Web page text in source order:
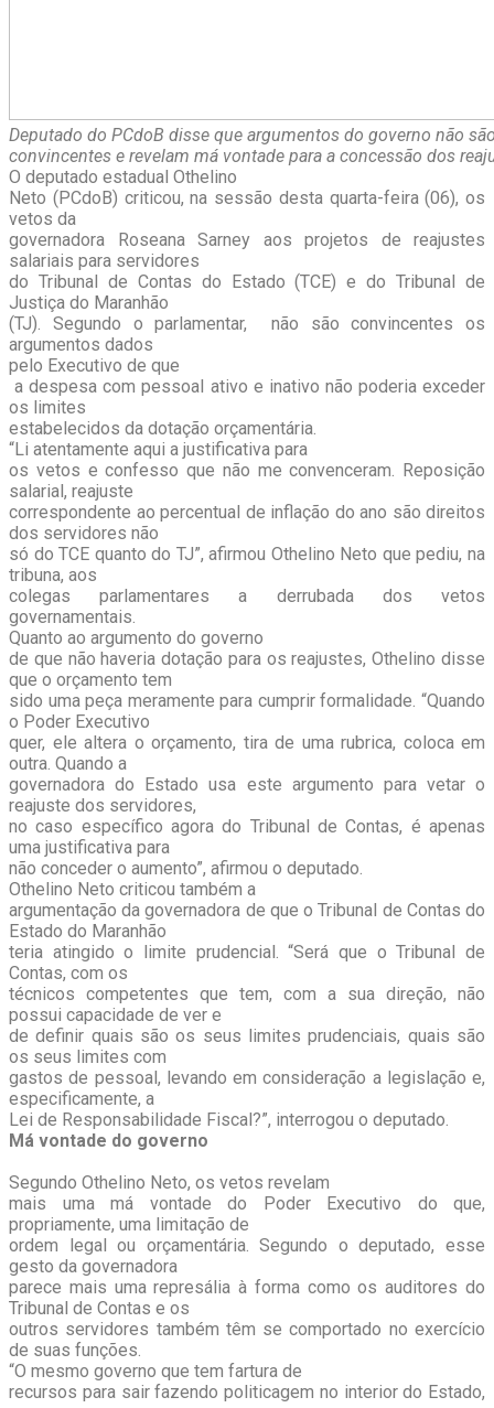
Deputado do PCdoB disse que argumentos do governo não
convincentes e revelam má vontade para a concessão dos
O deputado estadual Othelino
Neto (PCdoB) criticou, na sessão desta quarta-feira (06), os
vetos da
governadora Roseana Sarney aos projetos de reajustes
salariais para servidores
do Tribunal de Contas do Estado (TCE) e do Tribunal de
Justiça do Maranhão
(TJ). Segundo o parlamentar, não são convincentes os
argumentos dados
pelo Executivo de que
a despesa com pessoal ativo e inativo não poderia exceder
os limites
estabelecidos da dotação orçamentária.
“Li atentamente aqui a justificativa para
os vetos e confesso que não me convenceram. Reposição
salarial, reajuste
correspondente ao percentual de inflação do ano são direitos
dos servidores não
só do TCE quanto do TJ”, afirmou Othelino Neto que pediu, na
tribuna, aos
colegas parlamentares a derrubada dos vetos
governamentais.
Quanto ao argumento do governo
de que não haveria dotação para os reajustes, Othelino disse
que o orçamento tem
sido uma peça meramente para cumprir formalidade. “Quando
o Poder Executivo
quer, ele altera o orçamento, tira de uma rubrica, coloca em
outra. Quando a
governadora do Estado usa este argumento para vetar o
reajuste dos servidores,
no caso específico agora do Tribunal de Contas, é apenas
uma justificativa para
não conceder o aumento”, afirmou o deputado.
Othelino Neto criticou também a
argumentação da governadora de que o Tribunal de Contas do
Estado do Maranhão
teria atingido o limite prudencial. “Será que o Tribunal de
Contas, com os
técnicos competentes que tem, com a sua direção, não
possui capacidade de ver e
de definir quais são os seus limites prudenciais, quais são
os seus limites com
gastos de pessoal, levando em consideração a legislação e,
especificamente, a
Lei de Responsabilidade Fiscal?”, interrogou o deputado.
Má vontade do governo
Segundo Othelino Neto, os vetos revelam
mais uma má vontade do Poder Executivo do que,
propriamente, uma limitação de
ordem legal ou orçamentária. Segundo o deputado, esse
gesto da governadora
parece mais uma represália à forma como os auditores do
Tribunal de Contas e os
outros servidores também têm se comportado no exercício
de suas funções.
“O mesmo governo que tem fartura de
recursos para sair fazendo politicagem no interior do Estado,